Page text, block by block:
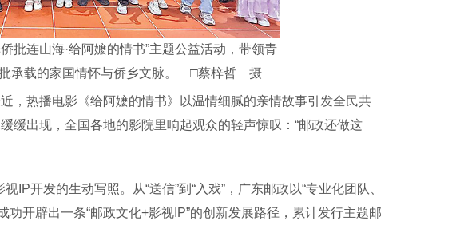
批连山海·给阿嬷的情书”主题公益活动，带领青
批承载的家国情怀与侨乡文脉。 □蔡梓哲 摄
热播电影《给阿嬷的情书》以温情细腻的亲情故事引发全民共
缓出现，全国各地的影院里响起观众的轻声惊叹：“邮政还做这
开发的生动写照。从“送信”到“入戏”，广东邮政以“专业化团队、
开辟出一条“邮政文化+影视IP”的创新发展路径，累计发行主题邮